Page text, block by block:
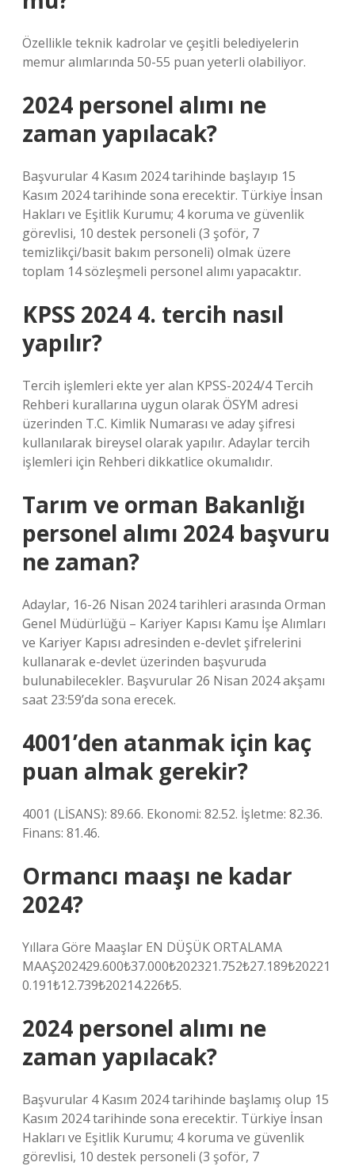
Özellikle teknik kadrolar ve çeşitli belediyelerin
memur alımlarında 50-55 puan yeterli olabiliyor.
2024 personel alımı ne
zaman yapılacak?
Başvurular 4 Kasım 2024 tarihinde başlayıp 15
Kasım 2024 tarihinde sona erecektir. Türkiye İnsan
Hakları ve Eşitlik Kurumu; 4 koruma ve güvenlik
görevlisi, 10 destek personeli (3 şoför, 7
temizlikçi/basit bakım personeli) olmak üzere
toplam 14 sözleşmeli personel alımı yapacaktır.
KPSS 2024 4. tercih nasıl
yapılır?
Tercih işlemleri ekte yer alan KPSS-2024/4 Tercih
Rehberi kurallarına uygun olarak ÖSYM adresi
üzerinden T.C. Kimlik Numarası ve aday şifresi
kullanılarak bireysel olarak yapılır. Adaylar tercih
işlemleri için Rehberi dikkatlice okumalıdır.
Tarım ve orman Bakanlığı
personel alımı 2024 başvuru
ne zaman?
Adaylar, 16-26 Nisan 2024 tarihleri ​​arasında Orman
Genel Müdürlüğü – Kariyer Kapısı Kamu İşe Alımları
ve Kariyer Kapısı adresinden e-devlet şifrelerini
kullanarak e-devlet üzerinden başvuruda
bulunabilecekler. Başvurular 26 Nisan 2024 akşamı
saat 23:59’da sona erecek.
4001’den atanmak için kaç
puan almak gerekir?
4001 (LİSANS): 89.66. Ekonomi: 82.52. İşletme: 82.36.
Finans: 81.46.
Ormancı maaşı ne kadar
2024?
Yıllara Göre Maaşlar EN DÜŞÜK ORTALAMA
MAAŞ202429.600₺37.000₺202321.752₺27.189₺20221
0.191₺12.739₺20214.226₺5.
2024 personel alımı ne
zaman yapılacak?
Başvurular 4 Kasım 2024 tarihinde başlamış olup 15
Kasım 2024 tarihinde sona erecektir. Türkiye İnsan
Hakları ve Eşitlik Kurumu; 4 koruma ve güvenlik
görevlisi, 10 destek personeli (3 şoför, 7